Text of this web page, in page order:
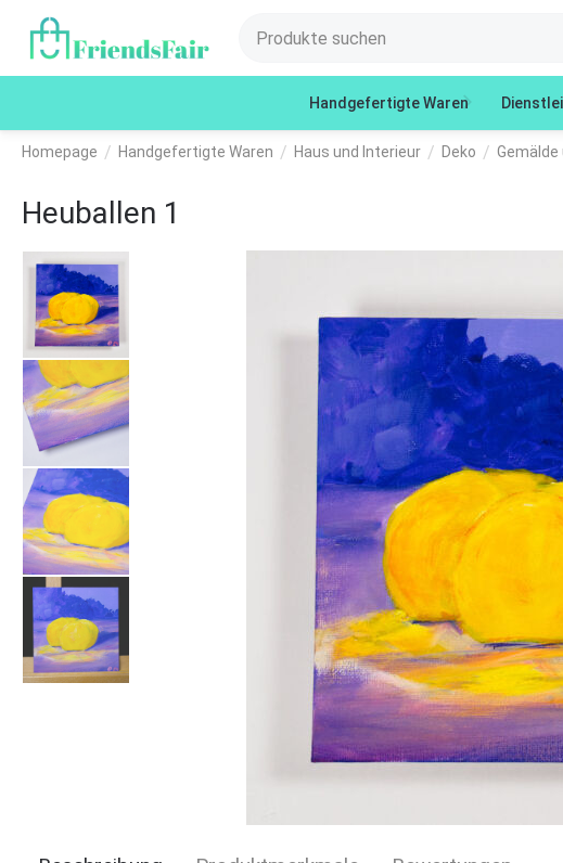
Handgefertigte Waren
Homepage / Handgefertigte Waren / Haus und Interieur / Deko / Gemälde
Heuballen 1